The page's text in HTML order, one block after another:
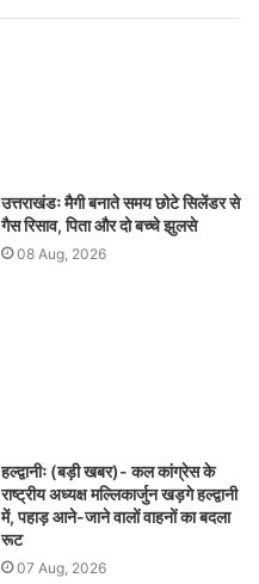
उत्तराखंडः मैगी बनाते समय छोटे सिलेंडर से
गैस रिसाव, पिता और दो बच्चे झुलसे
08 Aug, 2026
हल्द्वानीः (बड़ी खबर)- कल कांग्रेस के
राष्ट्रीय अध्यक्ष मल्लिकार्जुन खड़गे हल्द्वानी
में, पहाड़ आने-जाने वालों वाहनों का बदला
रूट
07 Aug, 2026